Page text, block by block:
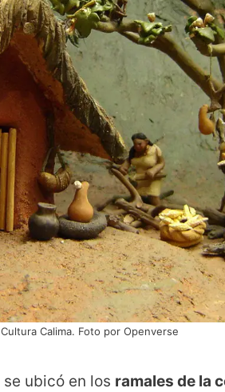
Cultura Calima. Foto por Openverse
se ubicó en los ramales de la